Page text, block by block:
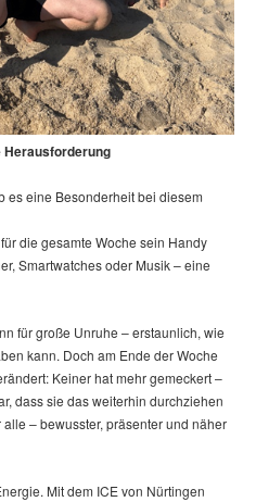
Herausforderung
es eine Besonderheit bei diesem
die gesamte Woche sein Handy
Smartwatches oder Musik – eine
für große Unruhe – erstaunlich, wie
kann. Doch am Ende der Woche
Keiner hat mehr gemeckert –
dass sie das weiterhin durchziehen
– bewusster, präsenter und näher
Mit dem ICE von Nürtingen